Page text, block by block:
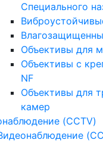
Специального
Объективы для
Объективы с
NF
Объективы для
камер
(CCTV)